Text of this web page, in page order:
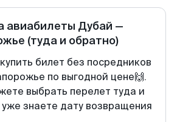
авиабилеты Дубай —
(туда и обратно)
билет без посредников
по выгодной цене🙌.
выбрать перелет туда и
знаете дату возвращения